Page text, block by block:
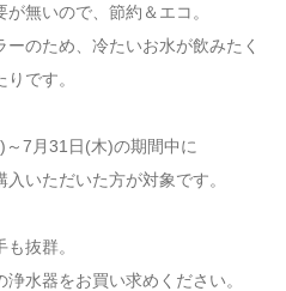
無いので、節約＆エコ。
のため、冷たいお水が飲みたく
です。
7月31日(木)の期間中に
いただいた方が対象です。
抜群。
水器をお買い求めください。